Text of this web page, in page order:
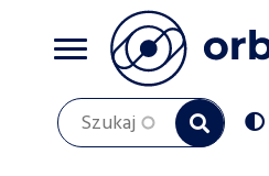
Szukaj